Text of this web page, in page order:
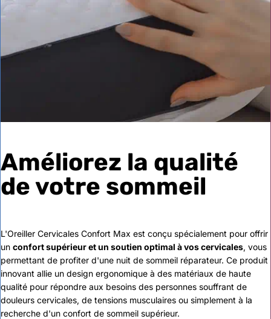
Améliorez la qualité
de votre sommeil
L'Oreiller Cervicales Confort Max est conçu spécialement pour offrir
un confort supérieur et un soutien optimal à vos cervicales, vous
permettant de profiter d'une nuit de sommeil réparateur. Ce produit
innovant allie un design ergonomique à des matériaux de haute
qualité pour répondre aux besoins des personnes souffrant de
douleurs cervicales, de tensions musculaires ou simplement à la
recherche d'un confort de sommeil supérieur.